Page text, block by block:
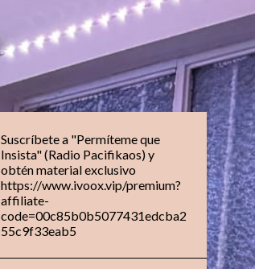
Suscríbete a "Permíteme que
Insista" (Radio Pacifikaos) y
obtén material exclusivo
https://www.ivoox.vip/premium?
affiliate-
code=00c85b0b5077431edcba2
55c9f33eab5